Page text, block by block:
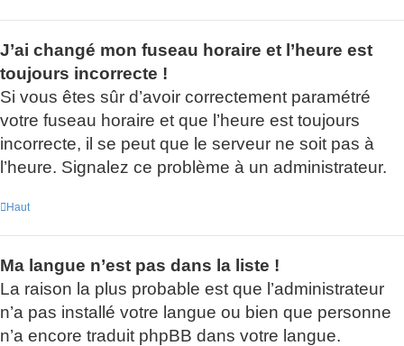
J’ai changé mon fuseau horaire et l’heure est
toujours incorrecte !
Si vous êtes sûr d’avoir correctement paramétré
votre fuseau horaire et que l’heure est toujours
incorrecte, il se peut que le serveur ne soit pas à
l’heure. Signalez ce problème à un administrateur.
Haut
Ma langue n’est pas dans la liste !
La raison la plus probable est que l’administrateur
n’a pas installé votre langue ou bien que personne
n’a encore traduit phpBB dans votre langue.